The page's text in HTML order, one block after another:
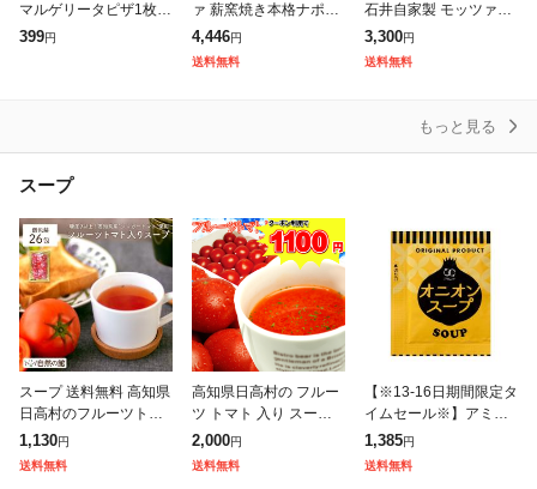
マルゲリータピザ1枚完
熟トマトとナチュラル
399円
ァ 薪窯焼き本格ナポリ
ピッツァスタンダード3
枚セット(マルゲリー
4,446円
送料無料
石井自家製 モッツァレ
ラとパルミジャーノ・
レジャーノのピッツァ
3,300円
送料無料
もっと見る
スープ
スープ 送料無料 高知県
日高村のフルーツトマ
ト入りスープ26包 自然
の館 非常食 保存食
1,130円
送料無料
高知県日高村の フルー
ツ トマト 入り スープ 2
5包送料無料/メール便
2,000円
送料無料
【※13-16日期間限定タ
イムセール※】アミュ
ード インスタント オニ
オンスープ 一袋 3.8g 1
1,385円
送料無料